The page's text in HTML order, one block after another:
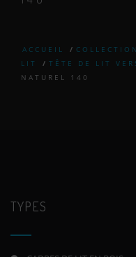
ACCUEIL /
LIT
/ TÊTE DE LIT
NATUREL 140
TYPES